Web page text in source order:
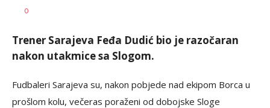
AUTOR
0
Trener Sarajeva Feđa Dudić bio je razočaran
nakon utakmice sa Slogom.
Fudbaleri Sarajeva su, nakon pobjede nad ekipom Borca u
prošlom kolu, večeras poraženi od dobojske Sloge